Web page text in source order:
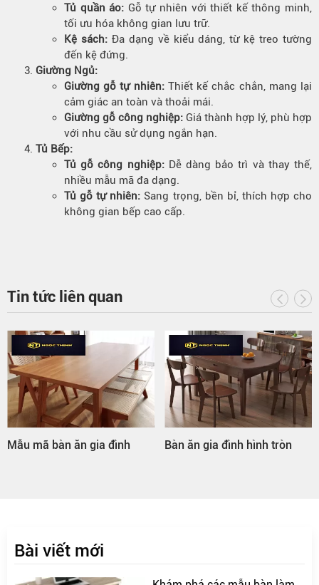
Tủ quần áo: Gỗ tự nhiên với thiết kế thông minh,
tối ưu hóa không gian lưu trữ.
Kệ sách:Đa dạng về kiểu dáng, từ kệ treo tường
đến kệ đứng.
Giường Ngủ:
Giường gỗ tự nhiên:Thiết kế chắc chắn, mang lại
cảm giác an toàn và thoải mái.
Giường gỗ công nghiệp: Giá thành hợp lý, phù hợp
với nhu cầu sử dụng ngắn hạn.
Tủ Bếp:
Tủ gỗ công nghiệp:Dễ dàng bảo trì và thay thế,
nhiều mẫu mã đa dạng.
Tủ gỗ tự nhiên: Sang trọng, bền bỉ, thích hợp cho
không gian bếp cao cấp.
Tin tức liên quan
Mẫu mã bàn ăn gia đình Bàn ăn gia đình hình tròn
Bài viết mới